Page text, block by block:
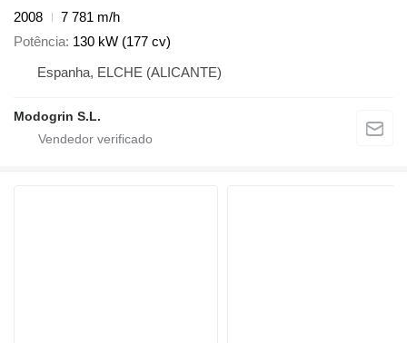
2008
7 781 m/h
Potência 130 kW (177 cv)
Espanha, ELCHE (ALICANTE)
Modogrin S.L.